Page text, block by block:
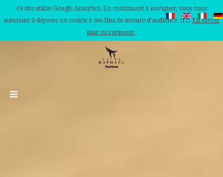
Ce site utilise Google Analytics. En continuant à naviguer, vous nous
autorisez à déposer un cookie à des fins de mesure d'audience. (IT) En savoir
plus ou s'opposer.